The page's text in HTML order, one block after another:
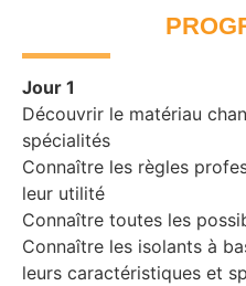
Jour 1
Découvrir le matériau
spécialités
Connaître les règles
leur utilité
Connaître toutes les
Connaître les isolants à
leurs caractéristiques et